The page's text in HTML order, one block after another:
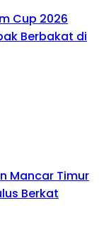
Cup 2026
Berbakat di
Mancar Timur
Berkat